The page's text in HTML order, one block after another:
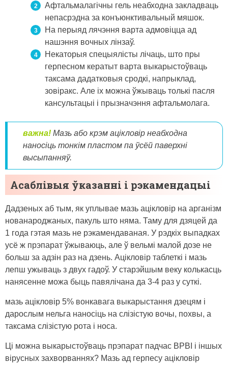
Афтальмалагічны гель неабходна закладваць
непасрэдна за конъюнктивальный мяшок.
На перыяд лячэння варта адмовіцца ад
нашэння вочных лінзаў.
Некаторыя спецыялісты лічаць, што пры
герпесном кератыт варта выкарыстоўваць
таксама дадатковыя сродкі, напрыклад,
зовіракс. Але іх можна ўжываць толькі пасля
кансультацыі і прызначэння афтальмолага.
важна! Мазь або крэм ацікловір неабходна
наносіць тонкім пластом па ўсёй паверхні
высыпанняў.
Асаблівыя ўказанні і рэкамендацыі
Дадзеных аб тым, як уплывае мазь ацікловір на арганізм
нованароджаных, пакуль што няма. Таму для дзяцей да
1 года гэтая мазь не рэкамендаваная. У рэдкіх выпадках
усё ж прэпарат ўжываюць, але ў вельмі малой дозе не
больш за адзін раз на дзень. Ацікловір таблеткі і мазь
лепш ужываць з двух гадоў. У старэйшым веку колькасць
нанясенне можа быць павялічана да 3-4 раз у суткі.
мазь ацікловір 5% вонкавага выкарыстання дзецям і
дарослым нельга наносіць на слізістую вочы, похвы, а
таксама слізістую рота і носа.
Ці можна выкарыстоўваць прэпарат падчас ВРВІ і іншых
вірусных захворваннях? Мазь ад герпесу ацікловір